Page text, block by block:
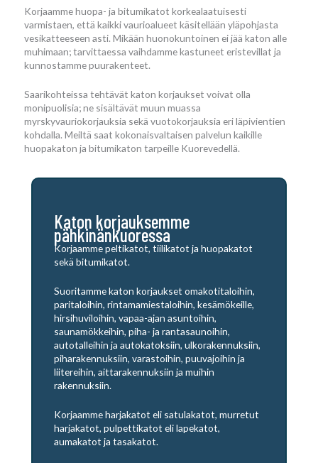
Korjaamme huopa- ja bitumikatot korkealaatuisesti
varmistaen, että kaikki vaurioalueet käsitellään yläpohjasta
vesikatteeseen asti. Mikään huonokuntoinen ei jää katon alle
muhimaan; tarvittaessa vaihdamme kastuneet eristevillat ja
kunnostamme puurakenteet.
Saarikohteissa tehtävät katon korjaukset voivat olla
monipuolisia; ne sisältävät muun muassa
myrskyvauriokorjauksia sekä vuotokorjauksia eri läpivientien
kohdalla. Meiltä saat kokonaisvaltaisen palvelun kaikille
huopakaton ja bitumikaton tarpeille Kuorevedellä.
Katon korjauksemme
pähkinänkuoressa
Korjaamme peltikatot, tiilikatot ja huopakatot
sekä bitumikatot.
Suoritamme katon korjaukset omakotitaloihin,
paritaloihin, rintamamiestaloihin, kesämökeille,
hirsihuviloihin, vapaa-ajan asuntoihin,
saunamökkeihin, piha- ja rantasaunoihin,
autotalleihin ja autokatoksiin, ulkorakennuksiin,
piharakennuksiin, varastoihin, puuvajoihin ja
liitereihin, aittarakennuksiin ja muihin
rakennuksiin.
Korjaamme harjakatot eli satulakatot, murretut
harjakatot, pulpettikatot eli lapekatot,
aumakatot ja tasakatot.